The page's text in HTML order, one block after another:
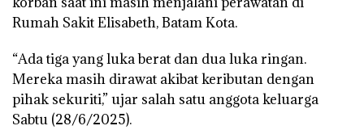
Rumah Sakit Elisabeth, Batam Kota.
“Ada tiga yang luka berat dan dua luka ringan.
Mereka masih dirawat akibat keributan dengan
pihak sekuriti,” ujar salah satu anggota keluarga
Sabtu (28/6/2025).